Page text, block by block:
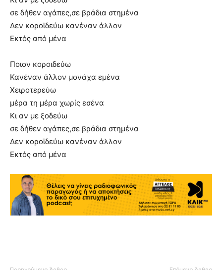
σε δήθεν αγάπες,σε βράδια στημένα
Δεν κοροϊδεύω κανέναν άλλον
Εκτός από μένα
Ποιον κοροιδεύω
Κανέναν άλλον μονάχα εμένα
Χειροτερεύω
μέρα τη μέρα χωρίς εσένα
Κι αν με ξοδεύω
σε δήθεν αγάπες,σε βράδια στημένα
Δεν κοροϊδεύω κανέναν άλλον
Εκτός από μένα